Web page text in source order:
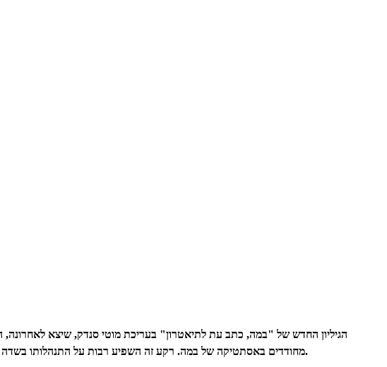
הגיליון החדש של "במה, כתב עת לתיאטרון" בעריכת מוטי סנדק, שיצא לאחרונה,
מחודדים באסתטיקה של במה. רקע זה השפיע רבות על התנהלותו בשדה הפוליטי. רוב המחזות שכתב הרצל מפתיעים ומשקפים אדם שונה מדמותו הרצינית וכבדת הראש של האיש, שחזה את מדינת היהודים.